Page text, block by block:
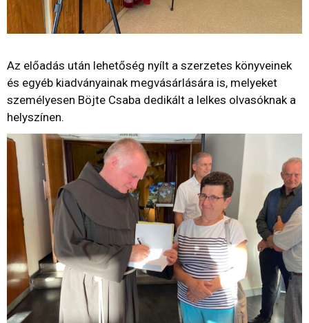
Az előadás után lehetőség nyílt a szerzetes könyveinek
és egyéb kiadványainak megvásárlására is, melyeket
személyesen Böjte Csaba dedikált a lelkes olvasóknak a
helyszínen.